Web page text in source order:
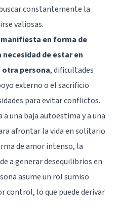
constantemente la
valiosas.
en forma de
de estar en
persona, dificultades
externo o el sacrificio
para evitar conflictos.
a una baja autoestima y a una
afrontar la vida en solitario.
de amor intenso, la
a generar desequilibrios en
asume un rol sumiso
control, lo que puede derivar